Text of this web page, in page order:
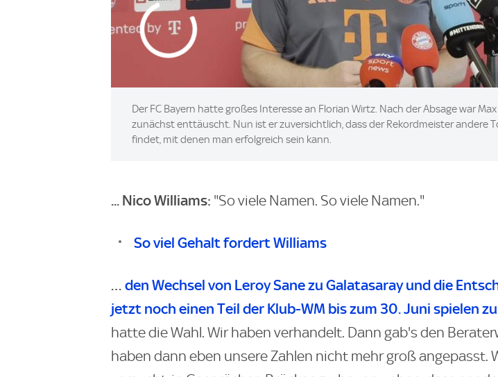
Der FC Bayern hatte großes Interesse an Florian Wirtz. Nach der Absage war Max
zunächst enttäuscht. Nun ist er zuversichtlich, dass der Rekordmeister andere
findet, mit denen man erfolgreich sein kann.
... Nico Williams: "So viele Namen. So viele Namen."
So viel Gehalt fordert Williams
… den Wechsel von Leroy Sane zu Galatasaray und die
jetzt noch einen Teil der Klub-WM bis zum 30. Juni spielen
hatte die Wahl. Wir haben verhandelt. Dann gab's den
haben dann eben unsere Zahlen nicht mehr groß angepasst.